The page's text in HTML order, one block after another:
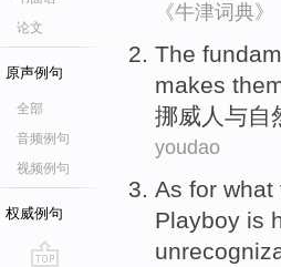
论文
原声例句
全部
音频例句
视频例句
权威例句
《牛津词典》
The
makes
挪威 人 与自
youdao
As for what
Playboy is